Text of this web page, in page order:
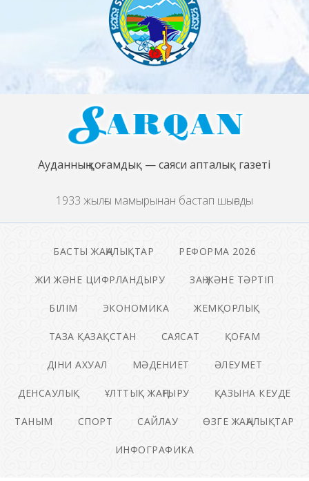
Ауданның қоғамдық — саяси апталық газеті
1933 жылғы мамырынан бастап шығады
БАСТЫ ЖАҢАЛЫҚТАР РЕФОРМА 2026
ЖИ ЖӘНЕ ЦИФРЛАНДЫРУ ЗАҢ ЖӘНЕ ТӘРТІП
БІЛІМ ЭКОНОМИКА ЖЕМҚОРЛЫҚ
ТАЗА ҚАЗАҚСТАН САЯСАТ ҚОҒАМ
ДІНИ АХУАЛ МӘДЕНИЕТ ӘЛЕУМЕТ
ДЕНСАУЛЫҚ ҰЛТТЫҚ ЖАҢҒЫРУ ҚАЗЫНА КЕУДЕ
ТАНЫМ СПОРТ САЙЛАУ ӨЗГЕ ЖАҢАЛЫҚТАР
ИНФОГРАФИКА